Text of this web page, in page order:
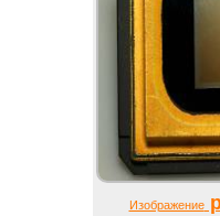
Изображение